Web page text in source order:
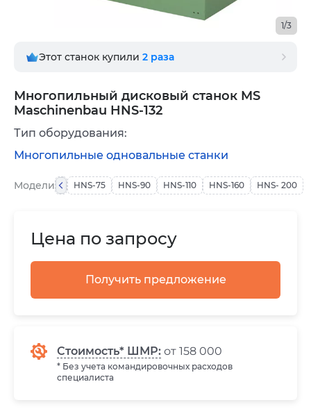
Многопильный дисковый станок MS
Maschinenbau HNS-132
1/3
Этот станок купили 2 раза
Цена по запросу
Получить предложение
Стоимость* ШМР: от 158 000
* Без учета командировочных расходов
специалиста
Модели HNS-75 HNS-90 HNS-110 HNS-160 HNS- 200
Тип оборудования:
Многопильные одновальные станки